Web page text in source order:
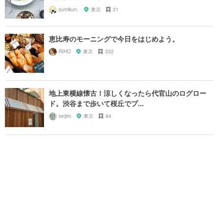
sumikun. 東京 21
恵比寿のモーニングで今日をはじめよう。
RIHO 東京 332
地上東横線懐古！涼しくなったら代官山のログロー
ド。渋谷まで歩いて桜丘でプ...
seijiro 東京 84